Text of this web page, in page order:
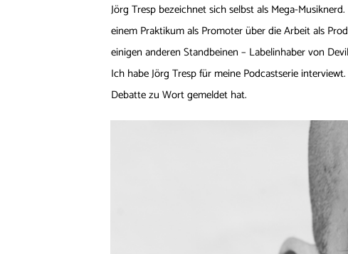
Jörg Tresp bezeichnet sich selbst als Mega-
einem Praktikum als Promoter über die Arbeit als
einigen anderen Standbeinen – Labelinhaber von
Ich habe Jörg Tresp für meine Podcastserie
Debatte zu Wort gemeldet hat.